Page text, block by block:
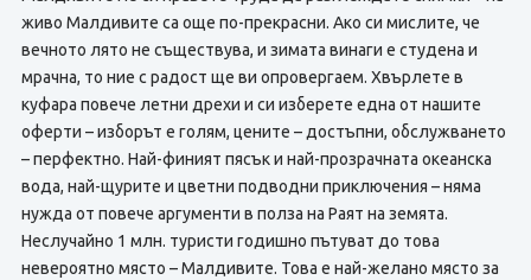
живо Малдивите са още по-прекрасни. Ако си мислите, че
вечното лято не съществува, и зимата винаги е студена и
мрачна, то ние с радост ще ви опровергаем. Хвърлете в
куфара повече летни дрехи и си изберете една от нашите
оферти – изборът е голям, цените – достъпни, обслужването
– перфектно. Най-финият пясък и най-прозрачната океанска
вода, най-щурите и цветни подводни приключения – няма
нужда от повече аргументи в полза на Раят на земята.
Неслучайно 1 млн. туристи годишно пътуват до това
невероятно място – Малдивите. Това е най-желано място за